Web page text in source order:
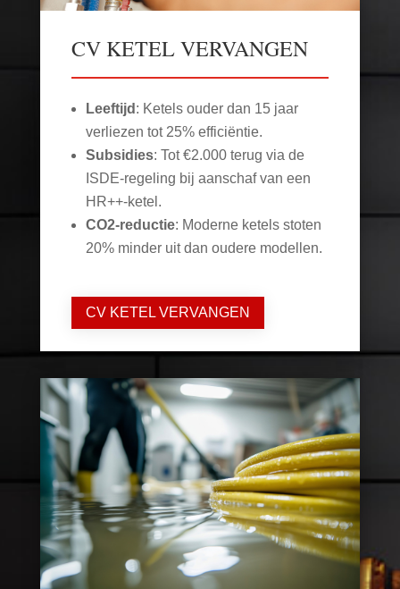
CV KETEL VERVANGEN
Leeftijd : Ketels ouder dan 15 jaar
verliezen tot 25% efficiëntie.
Subsidies: Tot €2.000 terug via de
ISDE-regeling bij aanschaf van een
HR++-ketel.
CO2-reductie: Moderne ketels stoten
20% minder uit dan oudere modellen.
CV KETEL VERVANGEN